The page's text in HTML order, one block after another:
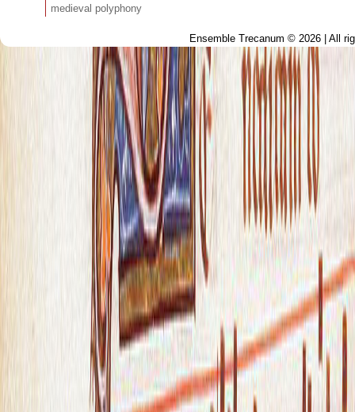
medieval polyphony
Ensemble Trecanum © 2026 | All